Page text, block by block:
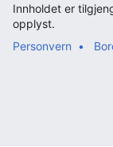
Innholdet er
opplyst.
Personvern